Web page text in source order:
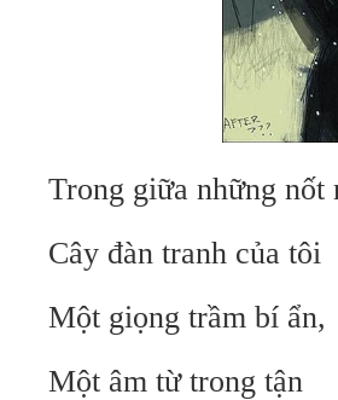
Trong giữa những nốt
Cây đàn tranh của tôi
Một giọng trầm bí ẩn,
Một âm từ trong tận